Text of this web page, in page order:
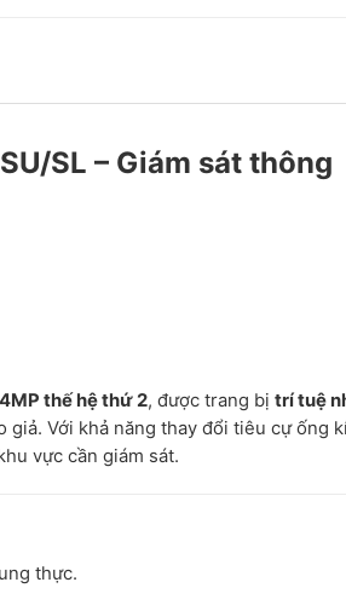
SL – Giám sát thông
thế hệ thứ 2, được trang bị trí tuệ
Với khả năng thay đổi tiêu cự ống
vực cần giám sát.
thực.